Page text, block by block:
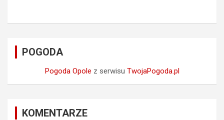
POGODA
Pogoda Opole z serwisu TwojaPogoda.pl
KOMENTARZE